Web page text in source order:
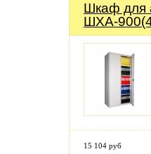
Шкаф для
ШХА-
15 104 руб